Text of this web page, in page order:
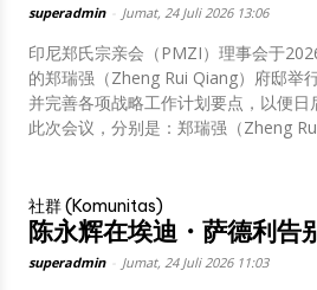
superadmin Jumat, 24 Juli 2026 13:06
印尼郑氏宗亲会（PMZI）理事会于
的郑瑞强（Zheng Rui Qiang）府邸举
并完善各项战略工作计划要点，以便
此次会议，分别是：郑瑞强（Zheng
社群 (Komunitas)
陈永辉在埃迪・萨德利告
superadmin Jumat, 24 Juli 2026 11:03